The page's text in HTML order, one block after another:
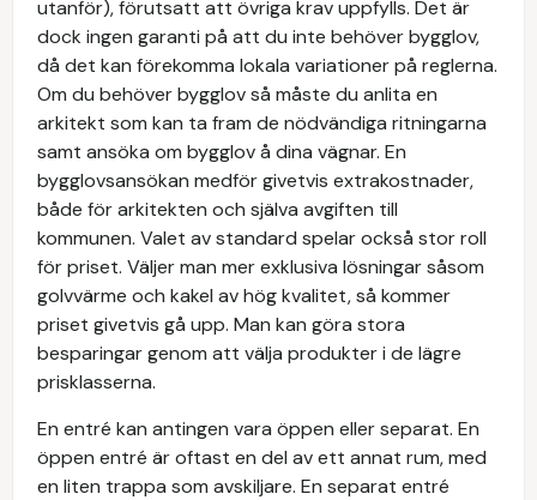
utanför), förutsatt att övriga krav uppfylls. Det är
dock ingen garanti på att du inte behöver bygglov,
då det kan förekomma lokala variationer på reglerna.
Om du behöver bygglov så måste du anlita en
arkitekt som kan ta fram de nödvändiga ritningarna
samt ansöka om bygglov å dina vägnar. En
bygglovsansökan medför givetvis extrakostnader,
både för arkitekten och själva avgiften till
kommunen. Valet av standard spelar också stor roll
för priset. Väljer man mer exklusiva lösningar såsom
golvvärme och kakel av hög kvalitet, så kommer
priset givetvis gå upp. Man kan göra stora
besparingar genom att välja produkter i de lägre
prisklasserna.
En entré kan antingen vara öppen eller separat. En
öppen entré är oftast en del av ett annat rum, med
en liten trappa som avskiljare. En separat entré